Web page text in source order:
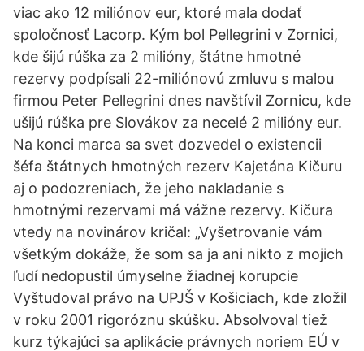
viac ako 12 miliónov eur, ktoré mala dodať
spoločnosť Lacorp. Kým bol Pellegrini v Zornici,
kde šijú rúška za 2 milióny, štátne hmotné
rezervy podpísali 22-miliónovú zmluvu s malou
firmou Peter Pellegrini dnes navštívil Zornicu, kde
ušijú rúška pre Slovákov za necelé 2 milióny eur.
Na konci marca sa svet dozvedel o existencii
šéfa štátnych hmotných rezerv Kajetána Kičuru
aj o podozreniach, že jeho nakladanie s
hmotnými rezervami má vážne rezervy. Kičura
vtedy na novinárov kričal: „Vyšetrovanie vám
všetkým dokáže, že som sa ja ani nikto z mojich
ľudí nedopustil úmyselne žiadnej korupcie
Vyštudoval právo na UPJŠ v Košiciach, kde zložil
v roku 2001 rigoróznu skúšku. Absolvoval tiež
kurz týkajúci sa aplikácie právnych noriem EÚ v